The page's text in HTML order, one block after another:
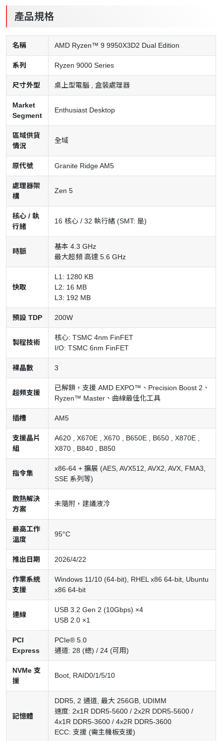
產品規格
名稱 AMD Ryzen™ 9 9950X3D2 Dual Edition
系列 Ryzen 9000 Series
尺寸外型 桌上型電腦 , 盒裝處理器
Market
Segment
Enthusiast Desktop
區域供貨
情況
全域
原代號 Granite Ridge AM5
處理器架
構
Zen 5
核心 / 執
行緒
16 核心 / 32 執行緒 (SMT: 是)
時脈
基本 4.3 GHz
最大超頻 高達 5.6 GHz
快取
L1: 1280 KB
L2: 16 MB
L3: 192 MB
預設 TDP 200W
製程技術
核心: TSMC 4nm FinFET
I/O: TSMC 6nm FinFET
裸晶數 3
超頻支援
已解鎖，支援 AMD EXPO™、Precision Boost 2、
Ryzen™ Master、曲線最佳化工具
插槽 AM5
支援晶片
組
A620 , X670E , X670 , B650E , B650 , X870E ,
X870 , B840 , B850
指令集
x86-64 + 擴展 (AES, AVX512, AVX2, AVX, FMA3,
SSE 系列等)
散熱解決
方案
未隨附，建議液冷
最高工作
溫度
95°C
推出日期 2026/4/22
作業系統
支援
Windows 11/10 (64-bit), RHEL x86 64-bit, Ubuntu
x86 64-bit
連線
USB 3.2 Gen 2 (10Gbps) ×4
USB 2.0 ×1
PCI
Express
PCIe® 5.0
通道: 28 (總) / 24 (可用)
NVMe 支
援
Boot, RAID0/1/5/10
記憶體
DDR5, 2 通道, 最大 256GB, UDIMM
速度: 2x1R DDR5-5600 / 2x2R DDR5-5600 /
4x1R DDR5-3600 / 4x2R DDR5-3600
ECC: 支援 (需主機板支援)